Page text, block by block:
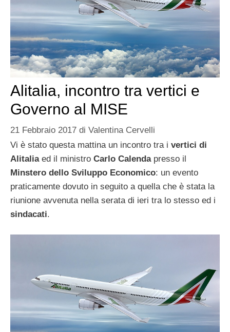
Alitalia, incontro tra vertici e
Governo al MISE
21 Febbraio 2017 di Valentina Cervelli
Vi è stato questa mattina un incontro tra i vertici di
Alitaliaed il ministro Carlo Calendapresso il
Minstero dello Sviluppo Economico: un evento
praticamente dovuto in seguito a quella che è stata la
riunione avvenuta nella serata di ieri tra lo stesso ed i
sindacati.